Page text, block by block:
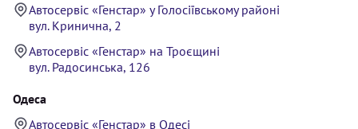
Автосервіс «Генстар» у Голосіївському районі
вул. Кринична, 2
Автосервіс «Генстар» на Троєщині
вул. Радосинська, 126
Одеса
Автосервіс «Генстар» в Одесі